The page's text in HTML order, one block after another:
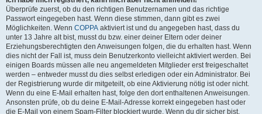
Überprüfe zuerst, ob du den richtigen Benutzernamen und das richtige
Passwort eingegeben hast. Wenn diese stimmen, dann gibt es zwei
Möglichkeiten. Wenn COPPA aktiviert ist und du angegeben hast, dass du
unter 13 Jahre alt bist, musst du bzw. einer deiner Eltern oder deiner
Erziehungsberechtigten den Anweisungen folgen, die du erhalten hast. Wenn
dies nicht der Fall ist, muss dein Benutzerkonto vielleicht aktiviert werden. Bei
einigen Boards müssen alle neu angemeldeten Mitglieder erst freigeschaltet
werden – entweder musst du dies selbst erledigen oder ein Administrator. Bei
der Registrierung wurde dir mitgeteilt, ob eine Aktivierung nötig ist oder nicht.
Wenn du eine E-Mail erhalten hast, folge den dort enthaltenen Anweisungen.
Ansonsten prüfe, ob du deine E-Mail-Adresse korrekt eingegeben hast oder
die E-Mail von einem Spam-Filter blockiert wurde. Wenn du dir sicher bist,